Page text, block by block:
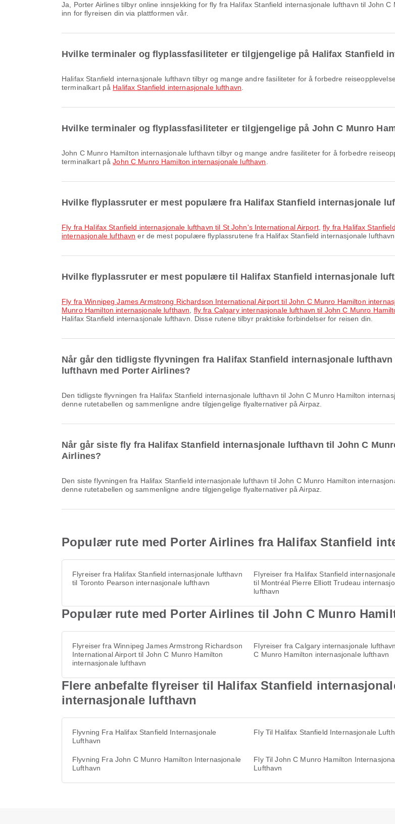
Ja, Porter Airlines tilbyr online innsjekking for fly fra Halifax Stanfield internasjonale lufthavn til John C Munro Hamilton internasjonale lufthavn, slik at du enkelt kan sjekke
inn for flyreisen din via plattformen vår.
Hvilke terminaler og flyplassfasiliteter er tilgjengelige på Halifax Stanfield
Halifax Stanfield internasjonale lufthavn tilbyr og mange andre fasiliteter for å forbedre reiseopplevelsen din. Du kan finne detaljert informasjon om fasiliteter og
terminalkart på Halifax Stanfield internasjonale lufthavn
Hvilke terminaler og flyplassfasiliteter er tilgjengelige på John C Munro
John C Munro Hamilton internasjonale lufthavn tilbyr og mange andre fasiliteter for å forbedre reiseopplevelsen din. Du kan finne detaljert informasjon om fasiliteter og
terminalkart påJohn C Munro Hamilton internasjonale lufthavn
Hvilke flyplassruter er mest populære fra Halifax Stanfield internasjonale
fly fra Halifax Stanfield internasjonale lufthavn til St John's International Airport,fly fra Halifax
internasjonale lufthavn er de mest populære flyplassrutene fra Halifax Stanfield internasjonale
Hvilke flyplassruter er mest populære til Halifax Stanfield internasjonale
fly fra Winnipeg James Armstrong Richardson International Airport til John C Munro Hamilton
Munro Hamilton internasjonale lufthavn
fly fra Calgary internasjonale lufthavn til John C Munro
Halifax Stanfield internasjonale lufthavn. Disse rutene tilbyr praktiske forbindelser for reisen din.
Når går den tidligste flyvningen fra Halifax Stanfield internasjonale
lufthavn med Porter Airlines?
Den tidligste flyvningen fra Halifax Stanfield internasjonale lufthavn til John C Munro Hamilton internasjonale lufthavn med Porter Airlines har avgang kl. 11:35. Du kan se
denne rutetabellen og sammenligne andre tilgjengelige flyalternativer på Airpaz.
Når går siste fly fra Halifax Stanfield internasjonale lufthavn til John C
Airlines?
Den siste flyvningen fra Halifax Stanfield internasjonale lufthavn til John C Munro Hamilton internasjonale lufthavn med Porter Airlines har avgang kl. 18:15. Du kan se
denne rutetabellen og sammenligne andre tilgjengelige flyalternativer på Airpaz.
Populær rute med Porter Airlines fra Halifax Stanfield
Flyreiser fra Halifax Stanfield internasjonale lufthavn
til Toronto Pearson internasjonale lufthavn
Flyreiser fra Halifax Stanfield
til Montréal Pierre Elliott Trudeau
lufthavn
Populær rute med Porter Airlines til John C Munro
Flyreiser fra Winnipeg James Armstrong Richardson
International Airport til John C Munro Hamilton
internasjonale lufthavn
Flyreiser fra Calgary internasjonale
C Munro Hamilton internasjonale lufthavn
Flere anbefalte flyreiser til Halifax Stanfield
internasjonale lufthavn
Flyvning Fra Halifax Stanfield Internasjonale
Lufthavn
Flyvning Fra John C Munro Hamilton Internasjonale
Lufthavn
Fly Til Halifax Stanfield Internasjonale
Fly Til John C Munro Hamilton
Lufthavn